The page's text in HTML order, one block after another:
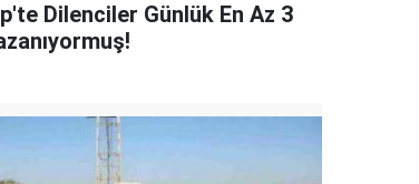
Dilenciler Günlük En Az 3